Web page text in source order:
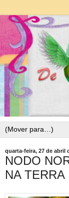
quarta-feira, 27 de abril
NODO
NA TERRA